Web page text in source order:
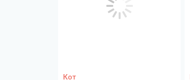
Кот